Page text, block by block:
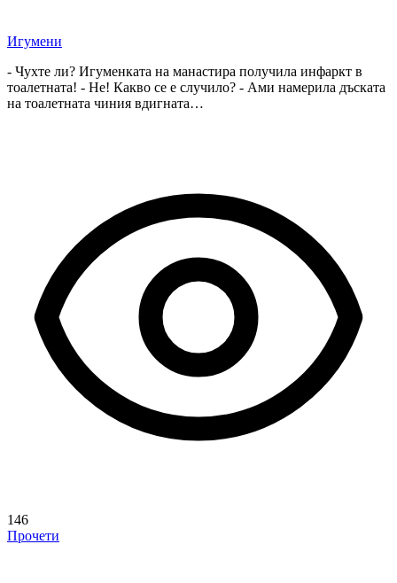
Игумени
- Чухте ли? Игуменката на манастира получила инфаркт в
тоалетната! - Не! Какво се е случило? - Ами намерила дъската
на тоалетната чиния вдигната…
146
Прочети